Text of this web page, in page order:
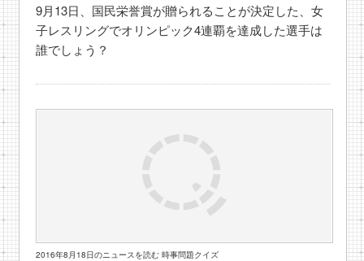
9月13日、国民栄誉賞が贈られることが決定した、女
子レスリングでオリンピック4連覇を達成した選手は
誰でしょう？
2016年8月18日のニュースを読む 時事問題クイズ